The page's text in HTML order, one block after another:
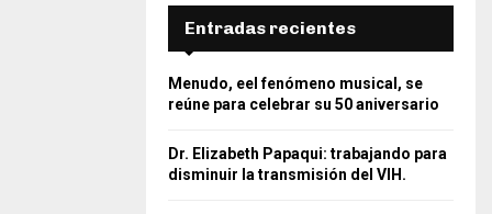
Entradas recientes
Menudo, eel fenómeno musical, se
reúne para celebrar su 50 aniversario
Dr. Elizabeth Papaqui: trabajando para
disminuir la transmisión del VIH.